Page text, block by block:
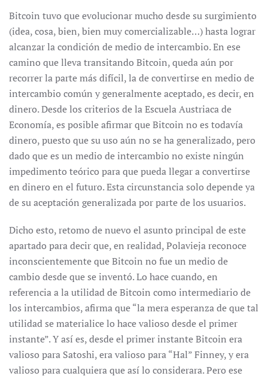
Bitcoin tuvo que evolucionar mucho desde su surgimiento
(idea, cosa, bien, bien muy comercializable…) hasta lograr
alcanzar la condición de medio de intercambio. En ese
camino que lleva transitando Bitcoin, queda aún por
recorrer la parte más difícil, la de convertirse en medio de
intercambio común y generalmente aceptado, es decir, en
dinero. Desde los criterios de la Escuela Austriaca de
Economía, es posible afirmar que Bitcoin no es todavía
dinero, puesto que su uso aún no se ha generalizado, pero
dado que es un medio de intercambio no existe ningún
impedimento teórico para que pueda llegar a convertirse
en dinero en el futuro. Esta circunstancia solo depende ya
de su aceptación generalizada por parte de los usuarios.
Dicho esto, retomo de nuevo el asunto principal de este
apartado para decir que, en realidad, Polavieja reconoce
inconscientemente que Bitcoin no fue un medio de
cambio desde que se inventó. Lo hace cuando, en
referencia a la utilidad de Bitcoin como intermediario de
los intercambios, afirma que “la mera esperanza de que tal
utilidad se materialice lo hace valioso desde el primer
instante”. Y así es, desde el primer instante Bitcoin era
valioso para Satoshi, era valioso para “Hal” Finney, y era
valioso para cualquiera que así lo considerara. Pero ese